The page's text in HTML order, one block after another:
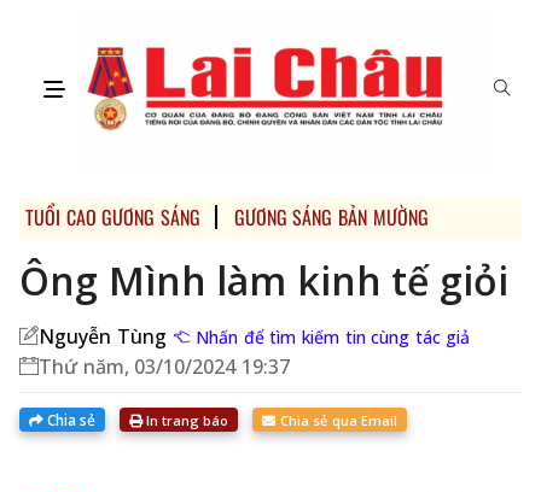
TUỔI CAO GƯƠNG SÁNG GƯƠNG SÁNG BẢN MƯỜNG
Ông Mình làm kinh tế giỏi
Nguyễn Tùng Nhấn để tìm kiếm tin cùng tác giả
Thứ năm, 03/10/2024 19:37
Chia sẻ In trang báo Chia sẻ qua Email